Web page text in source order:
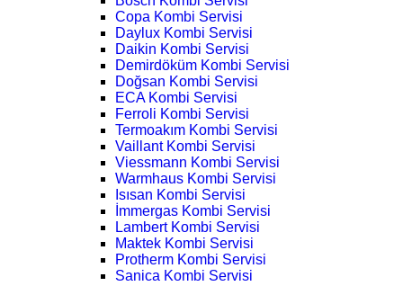
Copa Kombi Servisi
Daylux Kombi Servisi
Daikin Kombi Servisi
Demirdöküm Kombi Servisi
Doğsan Kombi Servisi
ECA Kombi Servisi
Ferroli Kombi Servisi
Termoakım Kombi Servisi
Vaillant Kombi Servisi
Viessmann Kombi Servisi
Warmhaus Kombi Servisi
Isısan Kombi Servisi
İmmergas Kombi Servisi
Lambert Kombi Servisi
Maktek Kombi Servisi
Protherm Kombi Servisi
Sanica Kombi Servisi